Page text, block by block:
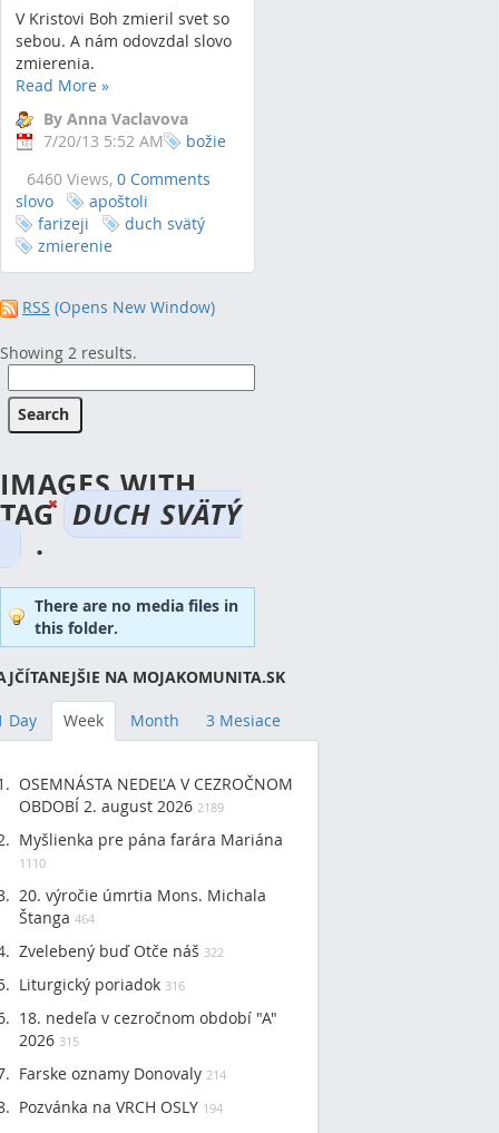
V Kristovi Boh zmieril svet so
sebou. A nám odovzdal slovo
zmierenia.
Read More »
By Anna Vaclavova
7/20/13 5:52 AM
6460 Views, 0 Comments
božie
slovo
apoštoli
farizeji
duch svätý
zmierenie
RSS (Opens New Window)
Showing 2 results.
IMAGES WITH
TAG DUCH SVÄTÝ
.
There are no media files in
this folder.
NA MOJAKOMUNITA.SK
Day Week Month 3 Mesiace
OSEMNÁSTA NEDEĽA V CEZROČNOM
OBDOBÍ 2. august 2026 2189
Myšlienka pre pána farára Mariána
1110
20. výročie úmrtia Mons. Michala
Štanga 464
Zvelebený buď Otče náš 322
Liturgický poriadok 316
18. nedeľa v cezročnom období "A"
2026 315
Farske oznamy Donovaly 214
Pozvánka na VRCH OSLY 194